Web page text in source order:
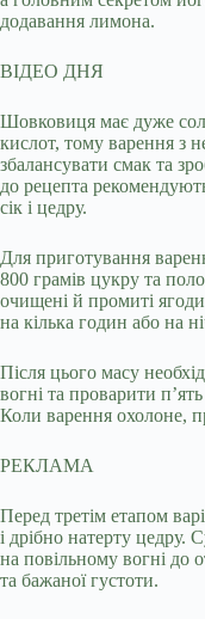
додавання лимона.
ВІДЕО ДНЯ
Шовковиця має дуже
кислот, тому варення з
збалансувати смак та
до рецепта
сік і цедру.
Для приготування
800 грамів цукру та
очищені й промиті
на кілька годин або на
Після цього масу
вогні та проварити
Коли варення охолоне,
РЕКЛАМА
Перед третім етапом
і дрібно натерту цедру.
на повільному вогні до
та бажаної густоти.